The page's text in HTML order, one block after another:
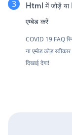
Html में जोड़ें
एम्बेड करें
COVID 19 FAQ
या एम्बेड कोड
दिखाई देगा!